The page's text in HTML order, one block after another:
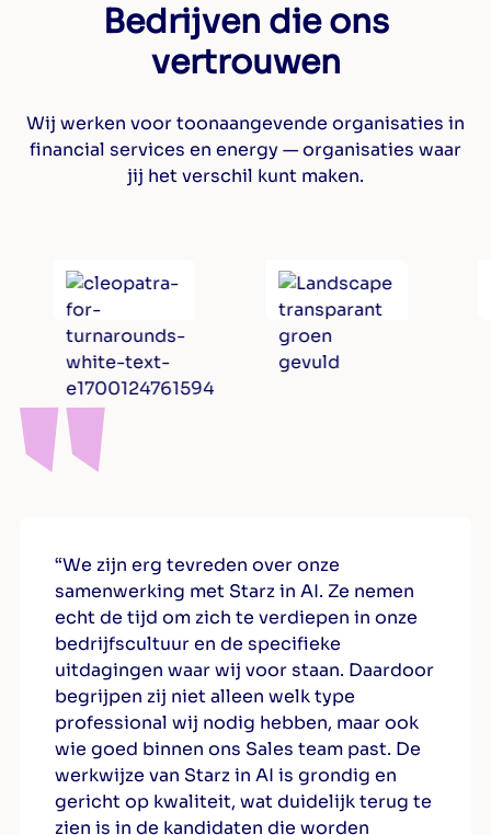
Bedrijven die ons
vertrouwen
Wij werken voor toonaangevende organisaties in
financial services en energy — organisaties waar
jij het verschil kunt maken.
“We zijn erg tevreden over onze
samenwerking met Starz in AI. Ze nemen
echt de tijd om zich te verdiepen in onze
bedrijfscultuur en de specifieke
uitdagingen waar wij voor staan. Daardoor
begrijpen zij niet alleen welk type
professional wij nodig hebben, maar ook
wie goed binnen ons Sales team past. De
werkwijze van Starz in AI is grondig en
gericht op kwaliteit, wat duidelijk terug te
zien is in de kandidaten die worden